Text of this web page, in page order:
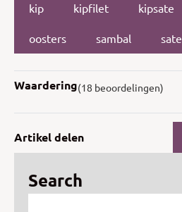
kip kipfilet kipsate
oosters sambal sate
Waardering(18 beoordelingen)
Artikel delen
Search